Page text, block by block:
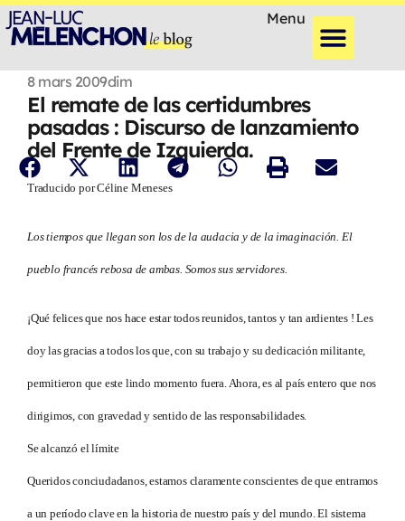
Menu
8 mars 2009dim
El remate de las certidumbres
pasadas : Discurso de lanzamiento
del Frente de Izquierda.
Traducido por Céline Meneses
Los tiempos que llegan son los de la audacia y de la imaginación. El
pueblo francés rebosa de ambas. Somos sus servidores.
¡Qué felices que nos hace estar todos reunidos, tantos y tan ardientes ! Les
doy las gracias a todos los que, con su trabajo y su dedicación militante,
permitieron que este lindo momento fuera. Ahora, es al país entero que nos
dirigimos, con gravedad y sentido de las responsabilidades.
Se alcanzó el límite
Queridos conciudadanos, estamos claramente conscientes de que entramos
a un período clave en la historia de nuestro país y del mundo.El sistema